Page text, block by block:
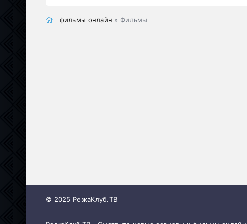
фильмы онлайн » Фильмы
© 2025 РезкаКлуб.ТВ